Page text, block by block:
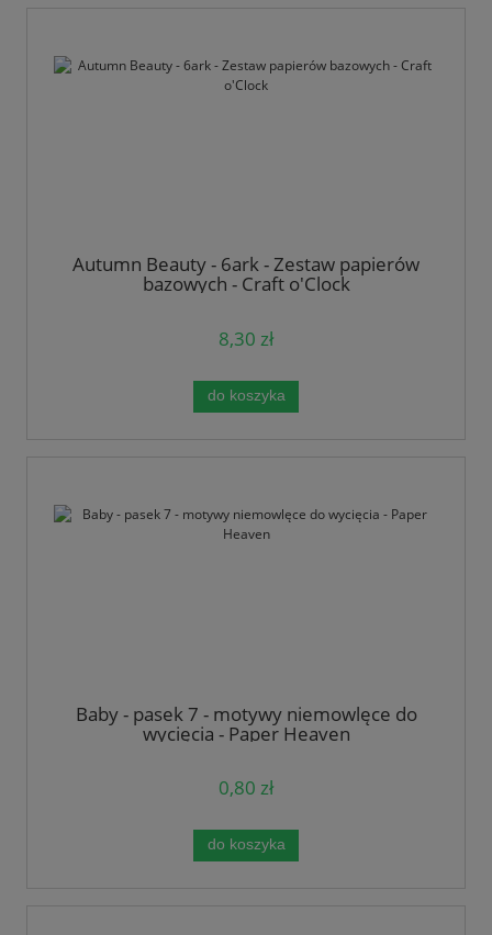
Autumn Beauty - 6ark - Zestaw papierów
bazowych - Craft o'Clock
8,30 zł
do koszyka
Baby - pasek 7 - motywy niemowlęce do
wycięcia - Paper Heaven
0,80 zł
do koszyka